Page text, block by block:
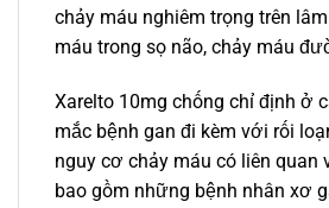
chảy máu nghiêm trọng trên
máu trong sọ não, chảy máu
Xarelto 10mg chống chỉ định ở
mắc bệnh gan đi kèm với rối
nguy cơ chảy máu có liên quan
bao gồm những bệnh nhân xơ